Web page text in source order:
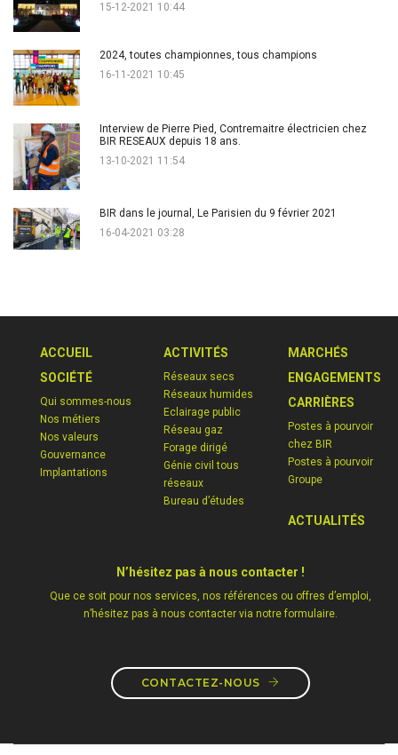
15-12-2021 10:44
2024, toutes championnes, tous champions
16-11-2021 10:45
Interview de Pierre Pied, Contremaitre électricien chez
BIR RESEAUX depuis 18 ans.
13-10-2021 11:54
BIR dans le journal, Le Parisien du 9 février 2021
16-04-2021 03:28
ACCUEIL
SOCIÉTÉ
Qui sommes-nous
Nos métiers
Nos valeurs
Gouvernance
Implantations
ACTIVITÉS
Réseaux secs
Réseaux humides
Eclairage public
Réseau gaz
Forage dirigé
Génie civil tous
réseaux
Bureau d’études
MARCHÉS
ENGAGEMENTS
CARRIÈRES
Postes à pourvoir
chez BIR
Postes à pourvoir
Groupe
ACTUALITÉS
N’hésitez pas à nous contacter !
Que ce soit pour nos services, nos références ou offres d’emploi,
n’hésitez pas à nous contacter via notre formulaire.
CONTACTEZ-NOUS